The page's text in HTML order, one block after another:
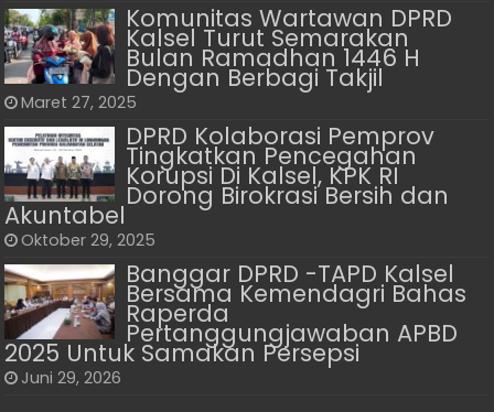
Komunitas Wartawan DPRD
Kalsel Turut Semarakan
Bulan Ramadhan 1446 H
Dengan Berbagi Takjil
Maret 27, 2025
DPRD Kolaborasi Pemprov
Tingkatkan Pencegahan
Korupsi Di Kalsel, KPK RI
Dorong Birokrasi Bersih dan
Akuntabel
Oktober 29, 2025
Banggar DPRD -TAPD Kalsel
Bersama Kemendagri Bahas
Raperda
Pertanggungjawaban APBD
2025 Untuk Samakan Persepsi
Juni 29, 2026